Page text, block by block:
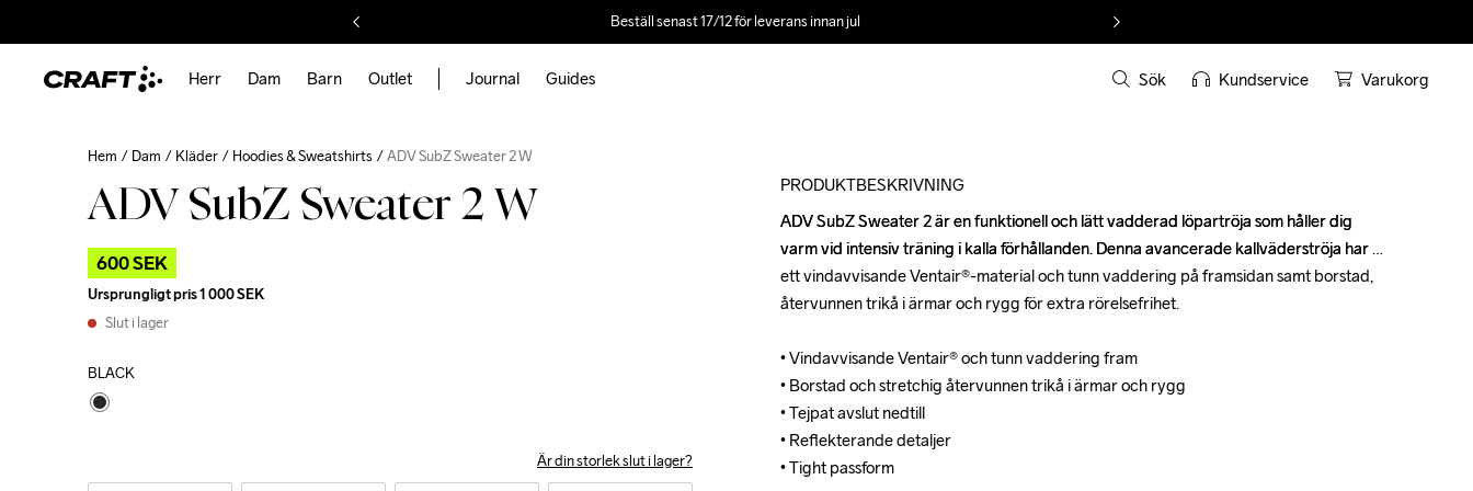
Beställ senast 17/12 för leverans innan jul
Herr Dam Barn Outlet Journal Guides Sök Kundservice Varukorg
Hem Dam Kläder Hoodies & Sweatshirts ADV SubZ Sweater 2 W
ADV SubZ Sweater 2 W
600 SEK
Ursprungligt pris1 000 SEK
Slut i lager
BLACK
Är din storlek slut i lager?
PRODUKTBESKRIVNING
ADV SubZ Sweater 2 är en funktionell och lätt vadderad löpartröja som håller dig
varm vid intensiv träning i kalla förhållanden. Denna avancerade kallväderströja har
ett vindavvisande Ventair®-material och tunn vaddering på framsidan samt borstad,
återvunnen trikå i ärmar och rygg för extra rörelsefrihet.
• Vindavvisande Ventair® och tunn vaddering fram
• Borstad och stretchig återvunnen trikå i ärmar och rygg
• Tejpat avslut nedtill
• Reflekterande detaljer
• Tight passform
ADV SubZ Sweater 2 är en funktionell och lätt vadderad löpartröja som håller dig
varm vid intensiv träning i kalla förhållanden. Denna avancerade kallväderströja har
ett vindavvisande Ventair®-material och tunn vaddering på framsidan samt borstad,
återvunnen trikå i ärmar och rygg för extra rörelsefrihet.
• Vindavvisande Ventair® och tunn vaddering fram
• Borstad och stretchig återvunnen trikå i ärmar och rygg
• Tejpat avslut nedtill
• Reflekterande detaljer
• Tight passform